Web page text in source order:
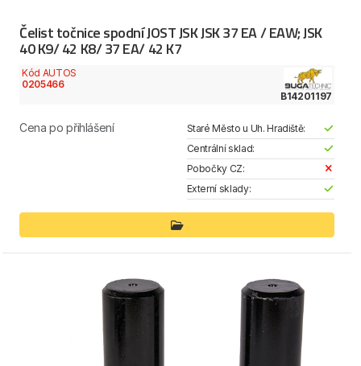
Čelist točnice spodní JOST JSK JSK 37 EA / EAW; JSK
40 K9/ 42 K8/ 37 EA/ 42 K7
Kód AUTOS
0205466
B14201197
Cena po přihlášení
Staré Město u Uh. Hradiště:
Centrální sklad:
Pobočky CZ:
Externí sklady: